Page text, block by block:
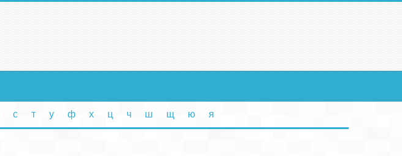
с т у ф х ц ч ш щ ю я